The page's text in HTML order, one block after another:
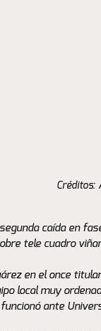
Créditos:
caída en
tele cuadro
en el once
local muy
ante